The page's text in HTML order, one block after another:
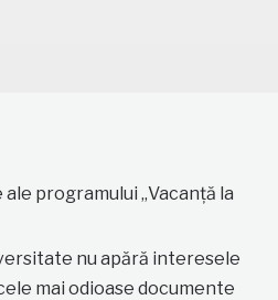
programului „Vacanță la
nu apără interesele
mai odioase documente